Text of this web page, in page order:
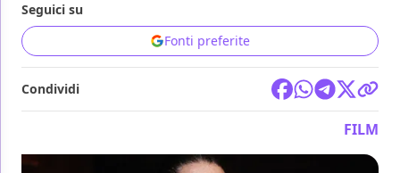
Seguici su
Fonti preferite
Condividi
FILM